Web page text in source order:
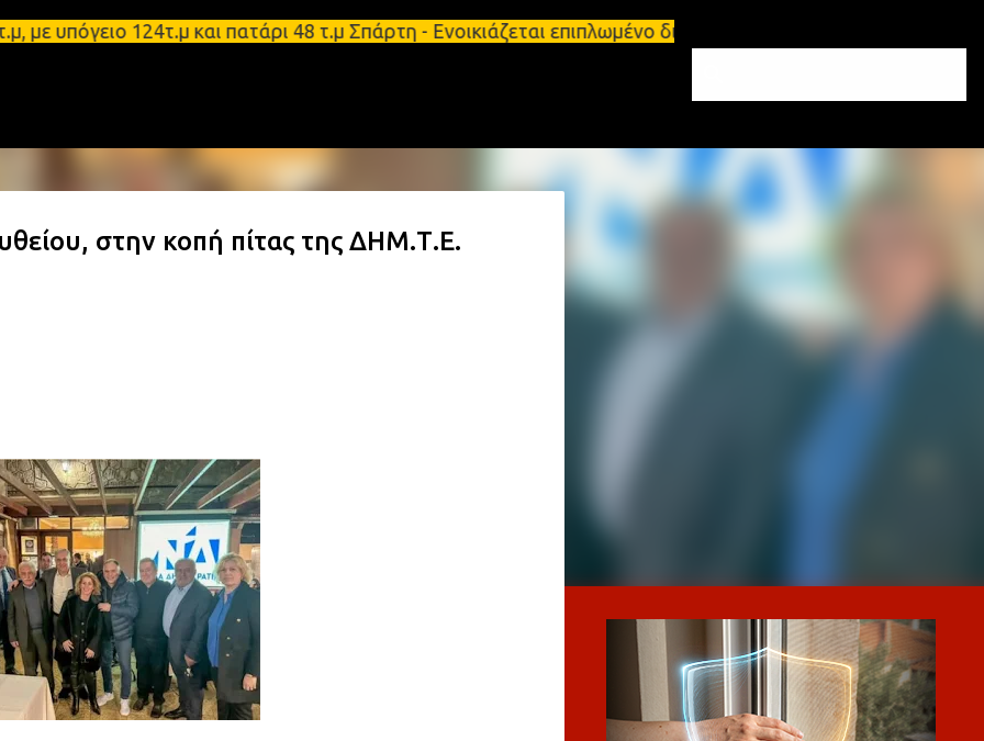
Μετάβαση στο κύριο περιεχόμενο
124τ.μ και πατάρι 48 τ.μ Σπάρτη - Ενοικιάζεται επιπλωμένο διαμέρισμα 65τ.μ Σπάρτη -
στην κοπή πίτας της ΔΗΜ.Τ.Ε.